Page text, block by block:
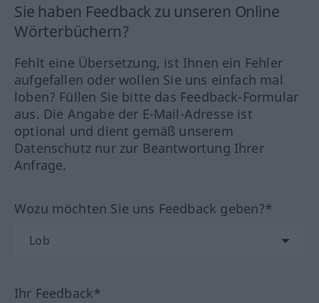
Sie haben Feedback zu unseren Online
Wörterbüchern?
Fehlt eine Übersetzung, ist Ihnen ein Fehler
aufgefallen oder wollen Sie uns einfach mal
loben? Füllen Sie bitte das Feedback-Formular
aus. Die Angabe der E-Mail-Adresse ist
optional und dient gemäß unserem
Datenschutz nur zur Beantwortung Ihrer
Anfrage.
Wozu möchten Sie uns Feedback geben?*
Ihr Feedback*